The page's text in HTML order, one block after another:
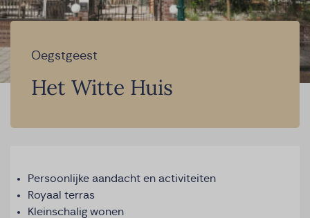
Oegstgeest
Het Witte Huis
Persoonlijke aandacht en activiteiten
Royaal terras
Kleinschalig wonen